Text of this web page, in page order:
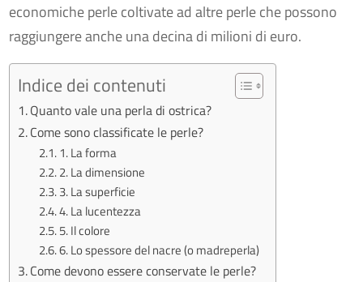
economiche perle coltivate ad altre perle che possono
raggiungere anche una decina di milioni di euro.
Indice dei contenuti
Quanto vale una perla di ostrica?
Come sono classificate le perle?
1. La forma
2. La dimensione
3. La superficie
4. La lucentezza
5. Il colore
6. Lo spessore del nacre (o madreperla)
Come devono essere conservate le perle?